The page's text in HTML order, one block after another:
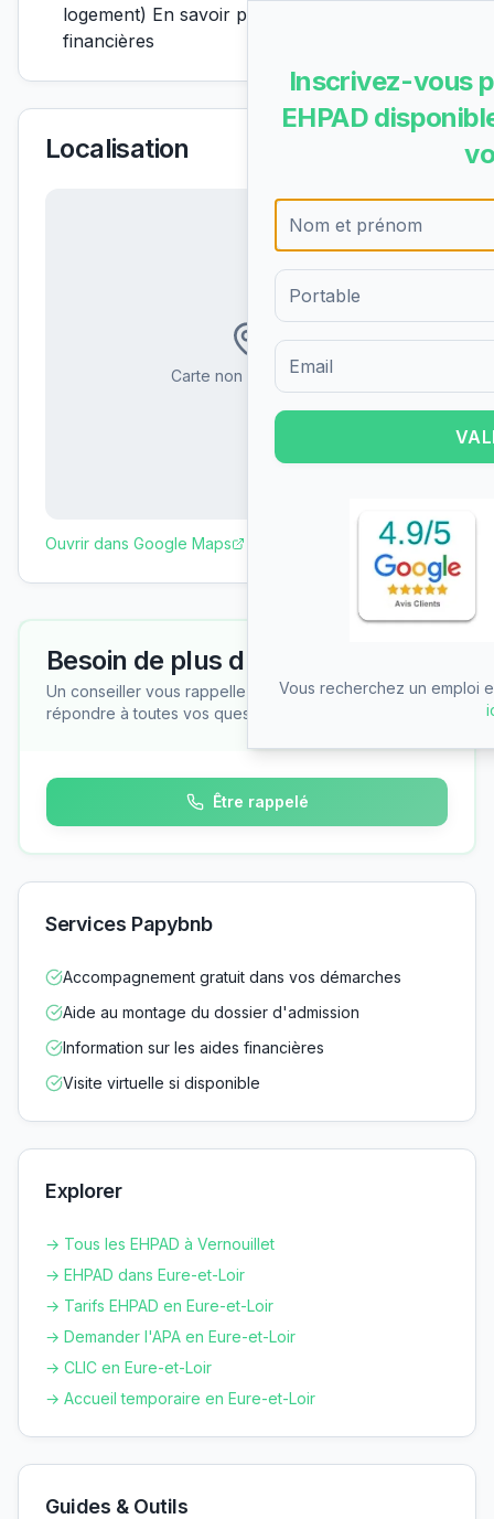
logement) En savoir plus sur les aides
financières
Localisation
Carte non disponible
Ouvrir dans Google Maps
Besoin de plus d'informations ?
Un conseiller vous rappelle gratuitement pour
répondre à toutes vos questions
Être rappelé
Services Papybnb
Accompagnement gratuit dans vos démarches
Aide au montage du dossier d'admission
Information sur les aides financières
Visite virtuelle si disponible
Explorer
→ Tous les EHPAD à Vernouillet
→ EHPAD dans Eure-et-Loir
→ Tarifs EHPAD en Eure-et-Loir
→ Demander l'APA en Eure-et-Loir
→ CLIC en Eure-et-Loir
→ Accueil temporaire en Eure-et-Loir
Guides & Outils
Inscrivez-vous
EHPAD
Formulaire d'inscription pour
Vous recherchez un emploi